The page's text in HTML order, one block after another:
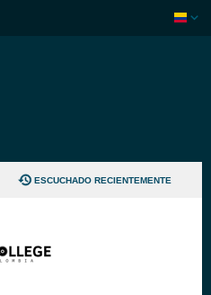
ESCUCHADO RECIENTEMENTE